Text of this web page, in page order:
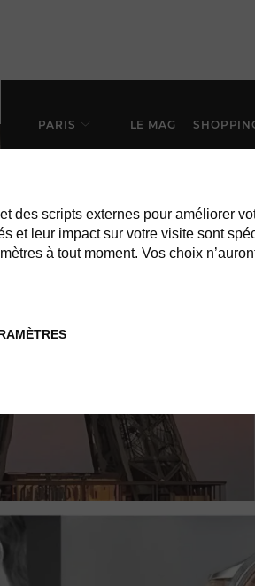
PARIS LE MAG
des scripts externes pour améliorer
et leur impact sur votre visite sont
à tout moment. Vos choix